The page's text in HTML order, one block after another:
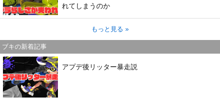
れてしまうのか
もっと見る »
ブキの新着記事
アプデ後リッター暴走説